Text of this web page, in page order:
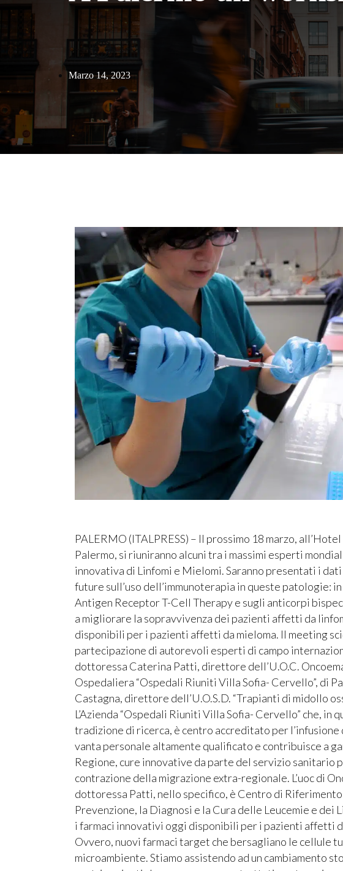
Marzo 14, 2023
PALERMO (ITALPRESS) – Il prossimo 18 marzo,
Palermo, si riuniranno alcuni tra i massimi esperti
innovativa di Linfomi e Mielomi. Saranno presentati i
future sull’uso dell’immunoterapia in queste patologie:
Antigen Receptor T-Cell Therapy e sugli anticorpi
a migliorare la sopravvivenza dei pazienti affetti da
disponibili per i pazienti affetti da mieloma. Il meeting
partecipazione di autorevoli esperti di campo
dottoressa Caterina Patti, direttore dell’U.O.C.
Ospedaliera “Ospedali Riuniti Villa Sofia- Cervello”, di
Castagna, direttore dell’U.O.S.D. “Trapianti di midollo
L’Azienda “Ospedali Riuniti Villa Sofia- Cervello” che, in
tradizione di ricerca, è centro accreditato per
vanta personale altamente qualificato e contribuisce a
Regione, cure innovative da parte del servizio sanitario
contrazione della migrazione extra-regionale. L’uoc di
dottoressa Patti, nello specifico, è Centro di
Prevenzione, la Diagnosi e la Cura delle Leucemie e dei
i farmaci innovativi oggi disponibili per i pazienti affetti
Ovvero, nuovi farmaci target che bersagliano le cellule
microambiente. Stiamo assistendo ad un cambiamento